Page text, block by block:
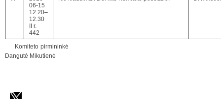
06-15
12.20–
12.30
II r.
442
Komiteto pirmininkė
Dangutė Mikutienė